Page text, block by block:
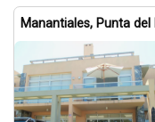
Manantiales, Punta del